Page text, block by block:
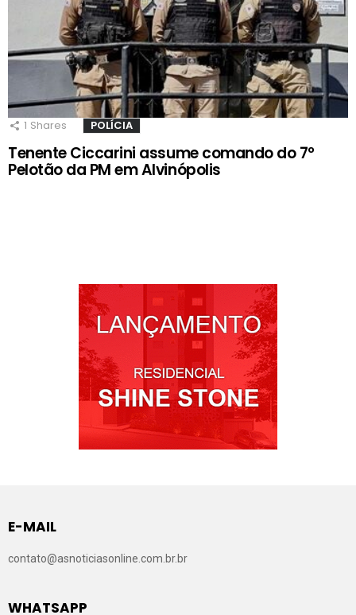
1 Shares POLÍCIA
Tenente Ciccarini assume comando do 7º
Pelotão da PM em Alvinópolis
E-MAIL
contato@asnoticiasonline.com.br.br
WHATSAPP